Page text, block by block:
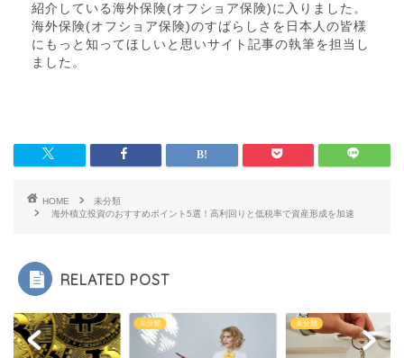
紹介している海外保険(オフショア保険)に入りました。
海外保険(オフショア保険)のすばらしさを日本人の皆様
にもっと知ってほしいと思いサイト記事の執筆を担当し
ました。
HOME
未分類
海外積立投資のおすすめポイント5選！高利回りと低税率で資産形成を加速
RELATED POST
未分類 未分類